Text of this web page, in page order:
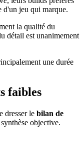
d'un jeu qui marque.
la qualité du
détail est unanimement
une durée
faibles
dresser le bilan de
objective.